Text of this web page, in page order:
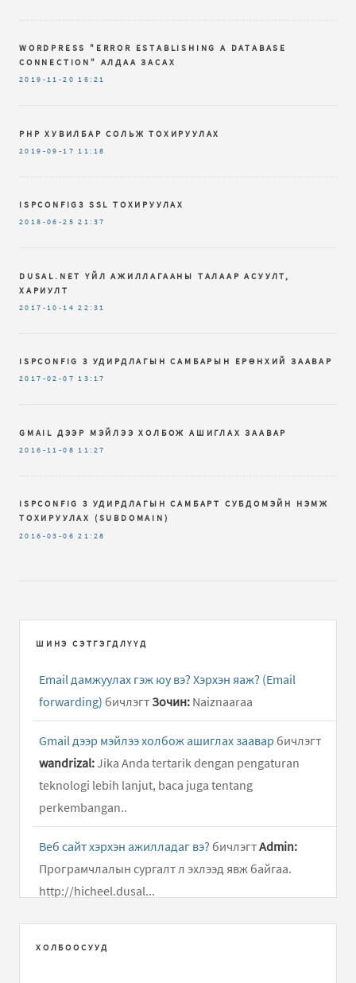
WORDPRESS "ERROR ESTABLISHING A DATABASE
CONNECTION" АЛДАА ЗАСАХ
2019-11-20 16:21
PHP ХУВИЛБАР СОЛЬЖ ТОХИРУУЛАХ
2019-09-17 11:18
ISPCONFIG3 SSL ТОХИРУУЛАХ
2018-06-25 21:37
DUSAL.NET ҮЙЛ АЖИЛЛАГААНЫ ТАЛААР АСУУЛТ,
ХАРИУЛТ
2017-10-14 22:31
ISPCONFIG 3 УДИРДЛАГЫН САМБАРЫН ЕРӨНХИЙ ЗААВАР
2017-02-07 13:17
GMAIL ДЭЭР МЭЙЛЭЭ ХОЛБОЖ АШИГЛАХ ЗААВАР
2016-11-08 11:27
ISPCONFIG 3 УДИРДЛАГЫН САМБАРТ СУБДОМЭЙН НЭМЖ
ТОХИРУУЛАХ (SUBDOMAIN)
2016-03-06 21:28
ШИНЭ СЭТГЭГДЛҮҮД
Email дамжуулах гэж юу вэ? Хэрхэн яаж? (Email
forwarding) бичлэгтЗочин: Naiznaaraa
Gmail дээр мэйлээ холбож ашиглах заавар бичлэгт
wandrizal:Jika Anda tertarik dengan pengaturan
teknologi lebih lanjut, baca juga tentang
perkembangan..
Веб сайт хэрхэн ажилладаг вэ? бичлэгтAdmin:
Програмчлалын сургалт л эхлээд явж байгаа.
http://hicheel.dusal...
tanaid computer-iin hicheel surgalt baigaa
ХОЛБООСУУД